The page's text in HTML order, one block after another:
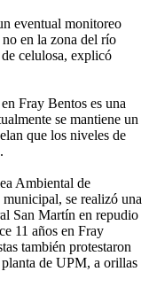
eventual monitoreo
en la zona del río
celulosa, explicó
Fray Bentos es una
se mantiene un
que los niveles de
Ambiental de
se realizó una
San Martín en repudio
11 años en Fray
también protestaron
de UPM, a orillas